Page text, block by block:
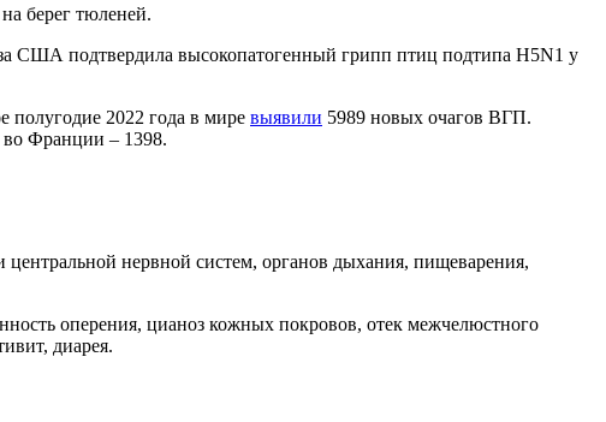
берег тюленей.
США подтвердила высокопатогенный грипп птиц подтипа H5N1 у
полугодие 2022 года в мире выявили 5989 новых очагов ВГП.
во Франции – 1398.
нервной систем, органов дыхания, пищеварения,
оперения, цианоз кожных покровов, отек межчелюстного
диарея.